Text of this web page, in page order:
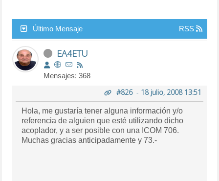
Último Mensaje RSS
EA4ETU
Mensajes: 368
#826- 18 julio, 2008 13:51
Hola, me gustaría tener alguna información y/o
referencia de alguien que esté utilizando dicho
acoplador, y a ser posible con una ICOM 706.
Muchas gracias anticipadamente y 73.-